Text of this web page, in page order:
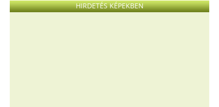
HIRDETÉS KÉPEKBEN